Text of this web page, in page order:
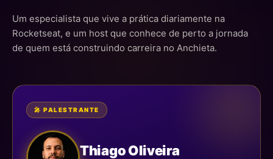
Um especialista que vive a prática diariamente na
Rocketseat, e um host que conhece de perto a jornada
de quem está construindo carreira no Anchieta.
🎤 PALESTRANTE
Thiago Oliveira